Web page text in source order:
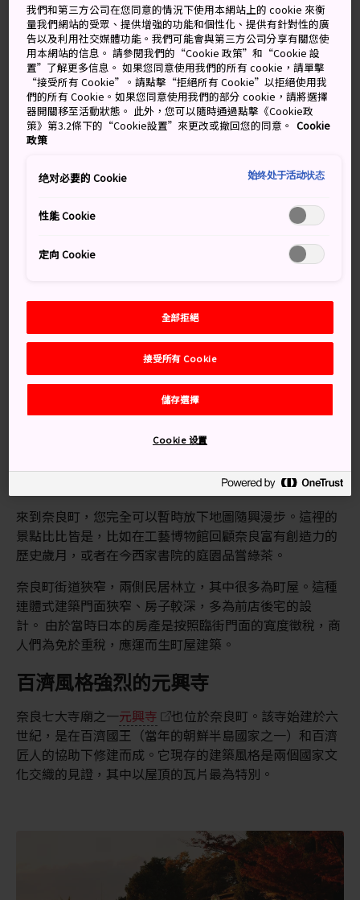
甜品的專賣店。這裡的老街旁布滿了寺廟和文化名勝，比
如元興寺。傳統和現代在眼前交織甚是玩味，令人想要一
探究竟。
別錯過
當地甜品的專賣店
元興寺是飛鳥時代 (552-645) 的文化遺跡，受到
從大阪或京都出發，可以乘火車到 JR 奈良站或近鐵奈良
站。
從近鐵奈良站出發，步行 5 分鐘即可到達奈良町的猿澤
鐵奈良站啟程，沿途均會停靠 JR 奈良站和奈良町。
隨意漫步，遇見驚喜
來到奈良町，您完全可以暫時放下地圖隨興漫步。這裡的
景點比比皆是，比如在工藝博物館回顧奈良富有創造力的
歷史歲月，或者在今西家書院的庭園品嘗綠茶。
奈良町街道狹窄，兩側民居林立，其中很多為町屋。這種
連體式建築門面狹窄、房子較深，多為前店後宅的設
計。 由於當時日本的房產是按照臨街門面的寬度徵稅，商
人們為免於重稅，應運而生町屋建築。
百濟風格強烈的元興寺
奈良七大寺廟之一元興寺
也位於奈良町。該寺始建於六
世紀，是在百濟國王（當年的朝鮮半島國家之一）和百濟
匠人的協助下修建而成。它現存的建築風格是兩個國家文
化交織的見證，其中以屋頂的瓦片最為特別。
我們和第三方公司在您同意的情況下使用本網站上的 cookie 來衡
量我們網站的受眾、提供增強的功能和個性化、提供有針對性的廣
告以及利用社交媒體功能。我們可能會與第三方公司分享有關您使
用本網站的信息。 請參閱我們的“Cookie 政策”和“Cookie 設
置”了解更多信息。 如果您同意使用我們的所有 cookie，請單擊
“接受所有 Cookie”。請點擊“拒絕所有 Cookie”以拒絕使用我
們的所有 Cookie。如果您同意使用我們的部分 cookie，請將選擇
器開關移至活動狀態。 此外，您可以隨時通過點擊《Cookie政
策》第3.2條下的“Cookie設置”來更改或撤回您的同意。 Cookie
政策
绝对必要的 Cookie 始终处于活动状态
性能 Cookie
定向 Cookie
全部拒絕
接受所有 Cookie
儲存選擇
Cookie 设置